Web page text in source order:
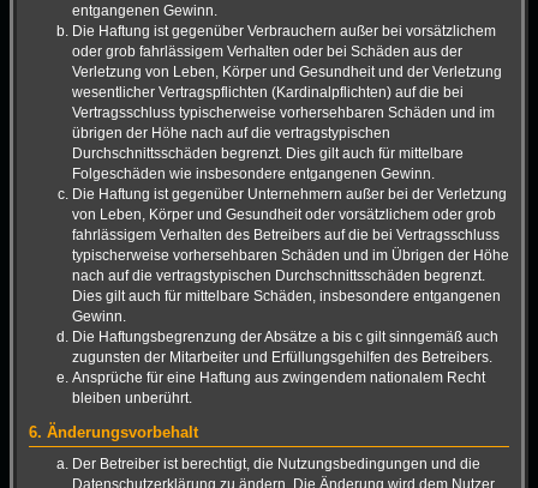
entgangenen Gewinn.
Die Haftung ist gegenüber Verbrauchern außer bei vorsätzlichem
oder grob fahrlässigem Verhalten oder bei Schäden aus der
Verletzung von Leben, Körper und Gesundheit und der Verletzung
wesentlicher Vertragspflichten (Kardinalpflichten) auf die bei
Vertragsschluss typischerweise vorhersehbaren Schäden und im
übrigen der Höhe nach auf die vertragstypischen
Durchschnittsschäden begrenzt. Dies gilt auch für mittelbare
Folgeschäden wie insbesondere entgangenen Gewinn.
Die Haftung ist gegenüber Unternehmern außer bei der Verletzung
von Leben, Körper und Gesundheit oder vorsätzlichem oder grob
fahrlässigem Verhalten des Betreibers auf die bei Vertragsschluss
typischerweise vorhersehbaren Schäden und im Übrigen der Höhe
nach auf die vertragstypischen Durchschnittsschäden begrenzt.
Dies gilt auch für mittelbare Schäden, insbesondere entgangenen
Gewinn.
Die Haftungsbegrenzung der Absätze a bis c gilt sinngemäß auch
zugunsten der Mitarbeiter und Erfüllungsgehilfen des Betreibers.
Ansprüche für eine Haftung aus zwingendem nationalem Recht
bleiben unberührt.
6. Änderungsvorbehalt
Der Betreiber ist berechtigt, die Nutzungsbedingungen und die
Datenschutzerklärung zu ändern. Die Änderung wird dem Nutzer